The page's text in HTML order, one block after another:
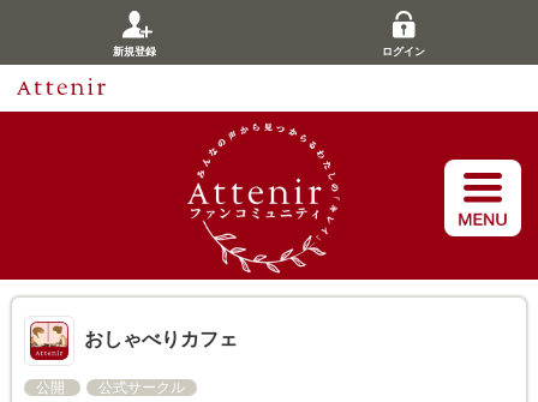
新規登録 ログイン
おしゃべりカフェ
公開 公式サークル